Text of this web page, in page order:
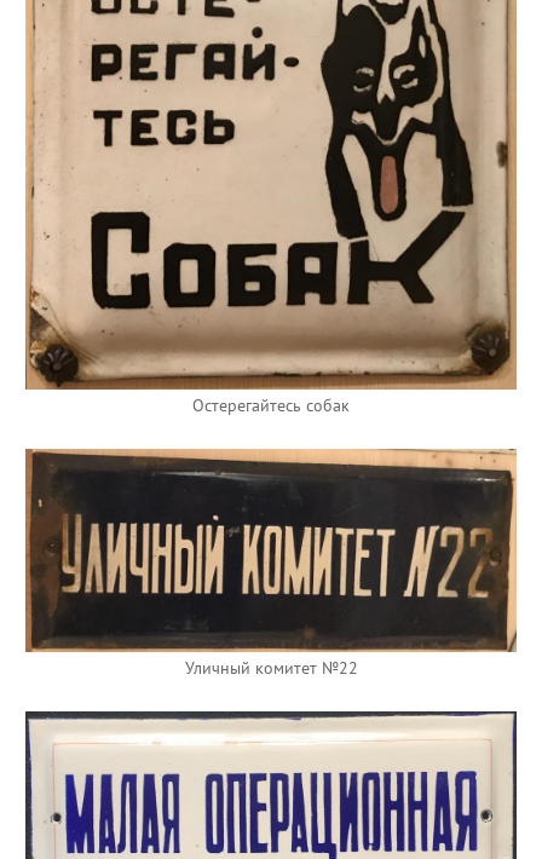
Остерегайтесь собак
Уличный комитет №22